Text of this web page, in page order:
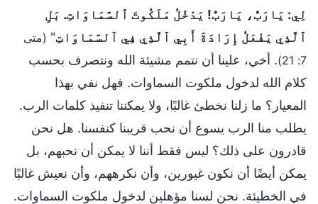
لِي: يَارَبُّ، يَارَبُّ! يَدْخُلُ مَلَكُوتَ ٱلسَّمَاوَاتِ. بَلِ
ٱلَّذِي يَفْعَلُ إِرَادَةَ أَبِي ٱلَّذِي فِي ٱلسَّمَاوَاتِ" (متى
7: 21)
. أخي، علينا أن نتمم مشيئة الله ونتصرف بحسب
كلام الله لدخول ملكوت السماوات. فهل نفي بهذا
المعيار؟ ما زلنا نخطئ غالبًا، ولا يمكننا تنفيذ كلمات الرب.
يطلب منا الرب يسوع أن نحب قريبنا كنفسنا. هل نحن
قادرون على ذلك؟ ليس فقط أننا لا يمكن أن نحبهم، بل
يمكن أيضًا أن نكون غيورين، وأن نكرههم، وأن نعيش غالبًا
في الخطيئة. نحن لسنا مؤهلين لدخول ملكوت السماوات.